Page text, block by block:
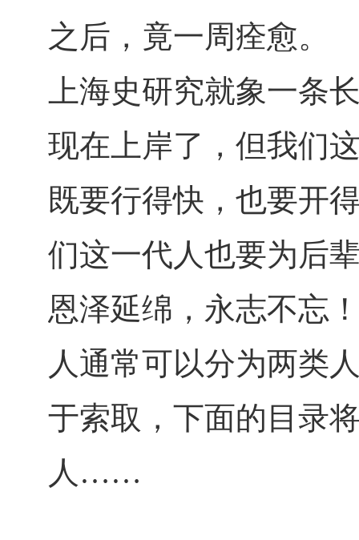
之后，竟一周痊愈。
上海史研究就象一条
现在上岸了，但我们
既要行得快，也要开
们这一代人也要为后
恩泽延绵，永志不忘
人通常可以分为两类
于索取，下面的目录
人……